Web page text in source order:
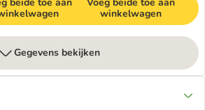
winkelwagen
Gegevens bekijken